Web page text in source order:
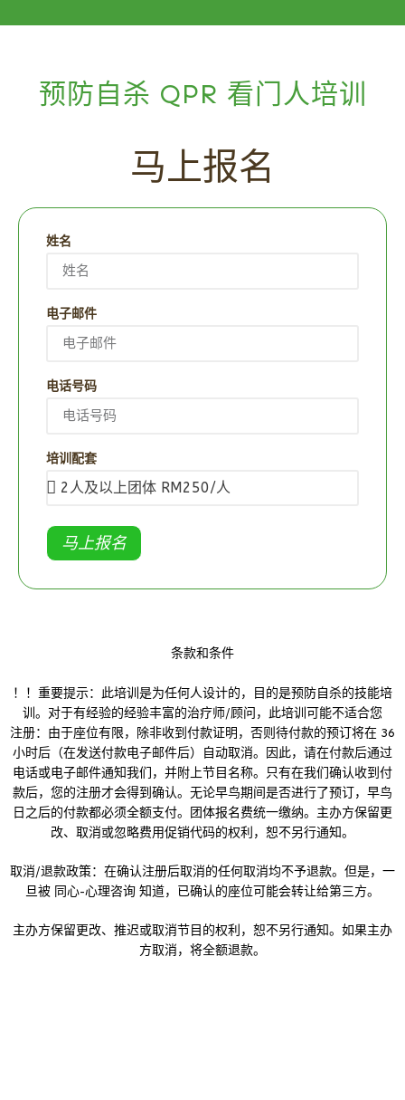
预防自杀 QPR 看门人培训
马上报名
姓名
电子邮件
电话号码
培训配套
马上报名
条款和条件
！！重要提示：此培训是为任何人设计的，目的是预防自杀的技能培
训。对于有经验的经验丰富的治疗师/顾问，此培训可能不适合您
注册：由于座位有限，除非收到付款证明，否则待付款的预订将在 36
小时后（在发送付款电子邮件后）自动取消。因此，请在付款后通过
电话或电子邮件通知我们，并附上节目名称。只有在我们确认收到付
款后，您的注册才会得到确认。无论早鸟期间是否进行了预订，早鸟
日之后的付款都必须全额支付。团体报名费统一缴纳。主办方保留更
改、取消或忽略费用促销代码的权利，恕不另行通知。
取消/退款政策：在确认注册后取消的任何取消均不予退款。但是，一
旦被 同心-心理咨询 知道，已确认的座位可能会转让给第三方。
主办方保留更改、推迟或取消节目的权利，恕不另行通知。如果主办
方取消，将全额退款。